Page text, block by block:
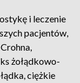
i leczenie
pacjentów,
żołądkowo-
ciężkie